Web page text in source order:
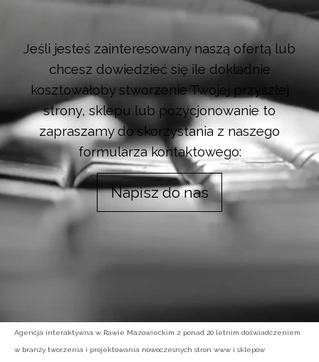
Jeśli jesteś zainteresowany naszą ofertą lub
chcesz dowiedzieć się ile dokładnie
kosztowałoby stworzenie Twojej przyszłej
strony, sklepu lub pozycjonowanie to
zapraszamy do skorzystania z naszego
formularza kontaktowego:
Napisz do nas
Agencja interaktywna w Rawie Mazowieckim z ponad 20 letnim doświadczeniem
w branży tworzenia i projektowania nowoczesnych stron www i sklepów